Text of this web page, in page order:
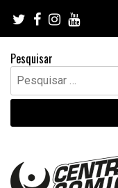
content
Pesquisar
Pesquisar
por: